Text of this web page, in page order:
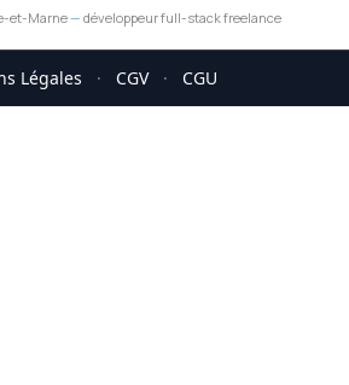
et-Marne— développeur full-stack freelance
Légales · CGV · CGU